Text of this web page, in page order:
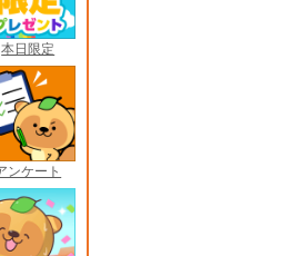
本日限定
ンケート